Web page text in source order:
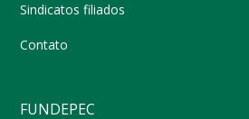
Sindicatos filiados
Contato
FUNDEPEC